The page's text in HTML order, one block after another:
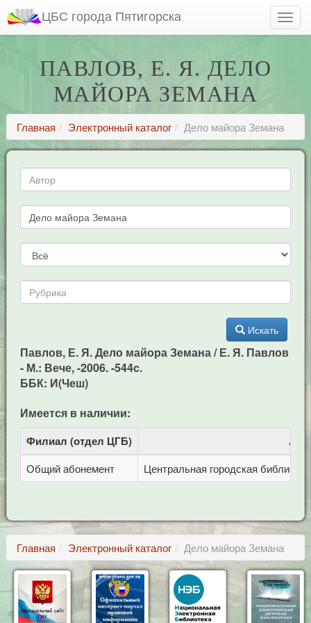
ЦБС города Пятигорска
ПАВЛОВ, Е. Я. ДЕЛО
МАЙОРА ЗЕМАНА
Главная Электронный каталог Дело майора Земана
Искать
Павлов, Е. Я. Дело майора Земана / Е. Я. Павлов
- М.: Вече, -2006. -544c.
ББК: И(Чеш)
Имеется в наличии:
Филиал (отдел ЦГБ)
Общий абонемент Центральная городская
Главная Электронный каталог Дело майора Земана